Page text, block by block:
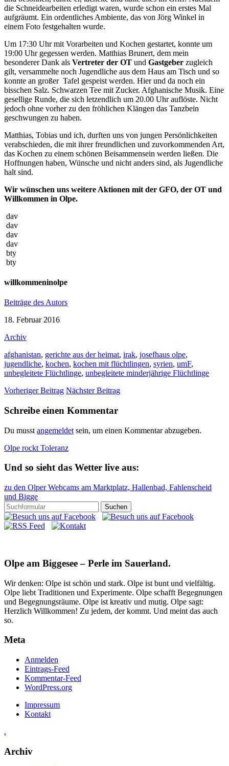
die Schneidearbeiten erledigt waren, wurde schon ein erstes Mal
aufgräumt. Ein ordentliches Ambiente, das von Jörg Winkel in
einem Foto festgehalten wurde.
Um 17:30 Uhr mit Vorarbeiten und Kochen gestartet, konnte um
19:00 Uhr gegessen werden. Matthias Brunert, dem mein
besonderer Dank als Vertreter der OT und Gastgeber zugleich
gilt, versammelte noch Jugendliche aus dem Haus am Tisch und so
konnte an großer Tafel gespeist werden. Hier und da noch ein
bisschen Salz. Schwarzen Tee mit Zucker. Afghanische Musik. Eine
gesellige Runde, die sich letzendlich um 20.00 Uhr auflöste. Nicht
jedoch ohne vorher zu den fröhlichen Klängen das Tanzbein
geschwungen zu haben.
Matthias, Tobias und ich, durften uns von jungen Persönlichkeiten
verabschieden, die mit ihrer freundlichen und zuvorkommenden Art,
das Kochen zu einem schönen Beisammensein werden ließen. Die
Hoffnungen haben, Wünsche und nicht anders sind, als Jugendliche
halt sind.
Wir wünschen uns weitere Aktionen mit der GFO, der OT und
Willkommen in Olpe.
dav
dav
dav
dav
bty
bty
willkommeninolpe
Beiträge des Autors
18. Februar 2016
Archiv
afghanistan, gerichte aus der heimat, irak, josefhaus olpe,
jugendliche, kochen, kochen mit flüchtlingen, syrien, umF,
unbegleitete Flüchtlinge, unbegleitete minderjährige Flüchtlinge
Vorheriger Beitrag Nächster Beitrag
Schreibe einen Kommentar
Du musst angemeldet sein, um einen Kommentar abzugeben.
Olpe rockt Toleranz
Und so sieht das Wetter live aus:
zu den Olper Webcams am Marktplatz, Hallenbad, Fahlenscheid
und Bigge
Olpe am Biggesee – Perle im Sauerland.
Wir denken: Olpe ist schön und stark. Olpe ist bunt und vielfältig.
Olpe liebt Traditionen und Experimente. Olpe schafft Begegnungen
und Begegnungsräume. Olpe ist kreativ und mutig. Olpe sagt:
Herzlich Willkommen! Zu jedem, der kommt. Und meint das auch
so.
Meta
Anmelden
Eintrags-Feed
Kommentar-Feed
WordPress.org
Impressum
Kontakt
.
Archiv